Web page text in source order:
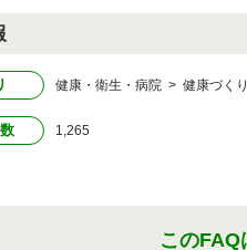
健康・衛生・病院 > 健康づくり
1,265
このFAQ